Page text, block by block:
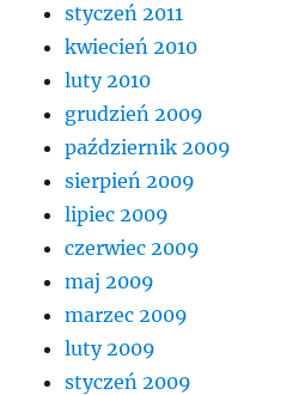
styczeń 2011
kwiecień 2010
luty 2010
grudzień 2009
październik 2009
sierpień 2009
lipiec 2009
czerwiec 2009
maj 2009
marzec 2009
luty 2009
styczeń 2009